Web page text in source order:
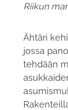
Riikun
Ähtäri
jossa
tehdään